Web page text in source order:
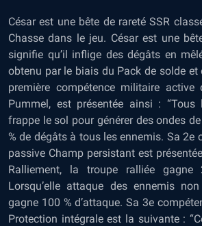
César est une bête de rareté SSR
Chasse dans le jeu. César est une
signifie qu’il inflige des dégâts en
obtenu par le biais du Pack de solde et
première compétence militaire active
Pummel, est présentée ainsi :
frappe le sol pour générer des ondes
% de dégâts à tous les ennemis. Sa 2e
passive Champ persistant est
Ralliement, la troupe ralliée
Lorsqu’elle attaque des ennemis
gagne 100 % d’attaque. Sa 3e
Protection intégrale est la suivante :